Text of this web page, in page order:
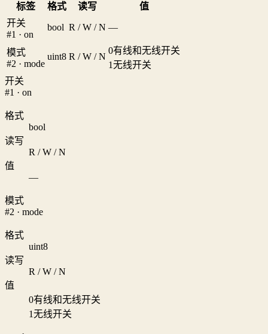
标签 格式 读写
值
开关
#1 · on
bool R / W / N —
模式
#2 · mode
uint8 R / W / N
0有线和无线开关
1无线开关
开关
#1 · on
格式
bool
读写
R / W / N
值
—
模式
#2 · mode
格式
uint8
读写
R / W / N
值
0有线和无线开关
1无线开关